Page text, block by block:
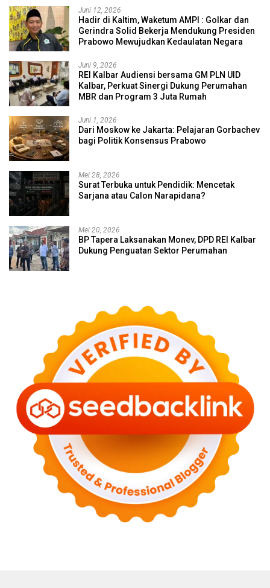
Juni 12, 2026
Hadir di Kaltim, Waketum AMPI : Golkar dan
Gerindra Solid Bekerja Mendukung Presiden
Prabowo Mewujudkan Kedaulatan Negara
Juni 9, 2026
REI Kalbar Audiensi bersama GM PLN UID
Kalbar, Perkuat Sinergi Dukung Perumahan
MBR dan Program 3 Juta Rumah
Juni 1, 2026
Dari Moskow ke Jakarta: Pelajaran Gorbachev
bagi Politik Konsensus Prabowo
Mei 28, 2026
Surat Terbuka untuk Pendidik: Mencetak
Sarjana atau Calon Narapidana?
Mei 20, 2026
BP Tapera Laksanakan Monev, DPD REI Kalbar
Dukung Penguatan Sektor Perumahan